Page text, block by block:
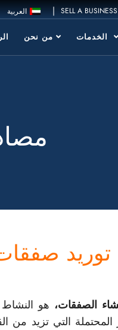
SELL A BUSINESS
| العربية
من نحن الخدمات
صفقات
الصفقات، هو
المحتملة التي تزيد